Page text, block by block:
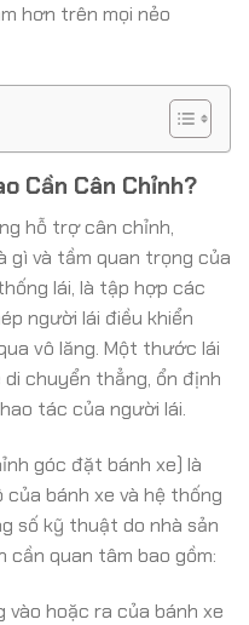
hơn trên mọi nẻo
Cần Cân Chỉnh?
hỗ trợ cân chỉnh,
gì và tầm quan trọng của
lái, là tập hợp các
người lái điều khiển
vô lăng. Một thước lái
chuyển thẳng, ổn định
tác của người lái.
góc đặt bánh xe) là
bánh xe và hệ thống
số kỹ thuật do nhà sản
cần quan tâm bao gồm:
vào hoặc ra của bánh xe